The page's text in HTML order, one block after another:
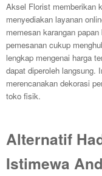
Aksel Florist memberikan
menyediakan layanan
memesan karangan
pemesanan cukup
lengkap mengenai harga
dapat diperoleh langsung.
merencanakan dekorasi
toko fisik.
Alternatif
Istimewa